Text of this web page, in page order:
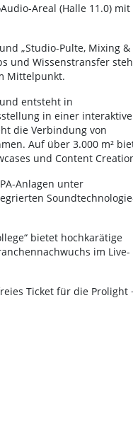
Areal (Halle 11.0) mit
„Studio-Pulte, Mixing &
und Wissenstransfer
Mittelpunkt.
entsteht in
in einer
die Verbindung von
Auf über 3.000 m²
und Content
Anlagen unter
bietet hochkarätige
im Live-
Ticket für die Prolight